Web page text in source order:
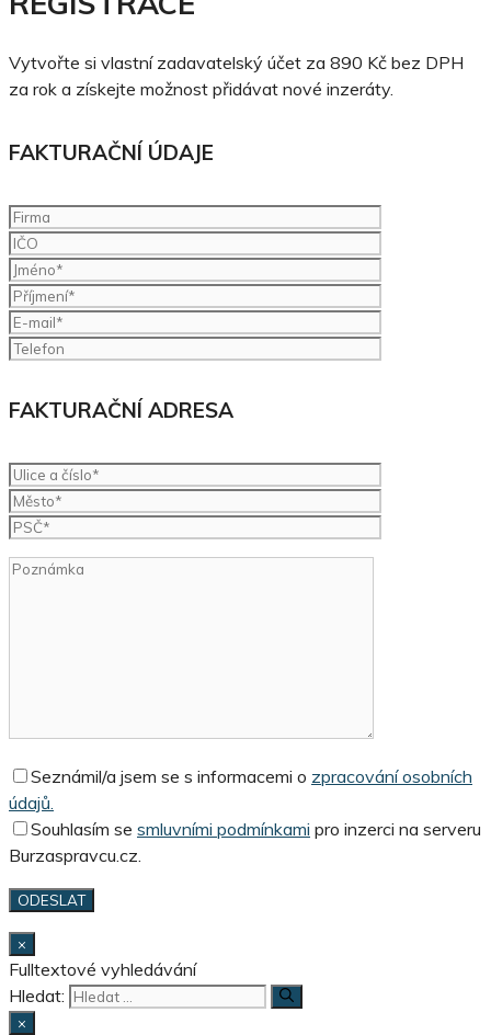
Vytvořte si vlastní zadavatelský účet za 890 Kč bez DPH
za rok a získejte možnost přidávat nové inzeráty.
FAKTURAČNÍ ÚDAJE
FAKTURAČNÍ ADRESA
Seznámil/a jsem se s informacemi o zpracování osobních
údajů.
Souhlasím se smluvními podmínkami pro inzerci na serveru
Burzaspravcu.cz.
×
Fulltextové vyhledávání
Hledat:
×